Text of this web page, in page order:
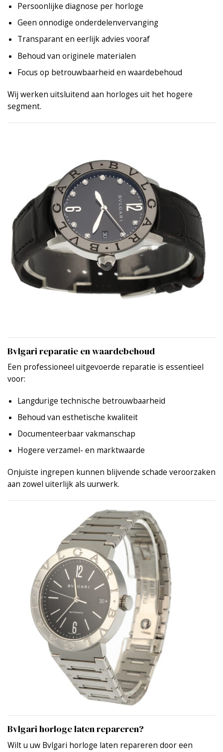
Persoonlijke diagnose per horloge
Geen onnodige onderdelenvervanging
Transparant en eerlijk advies vooraf
Behoud van originele materialen
Focus op betrouwbaarheid en waardebehoud
Wij werken uitsluitend aan horloges uit het hogere
segment.
Bvlgari reparatie en waardebehoud
Een professioneel uitgevoerde reparatie is essentieel
voor:
Langdurige technische betrouwbaarheid
Behoud van esthetische kwaliteit
Documenteerbaar vakmanschap
Hogere verzamel- en marktwaarde
Onjuiste ingrepen kunnen blijvende schade veroorzaken
aan zowel uiterlijk als uurwerk.
Bvlgari horloge laten repareren?
Wilt u uw Bvlgari horloge laten repareren door een